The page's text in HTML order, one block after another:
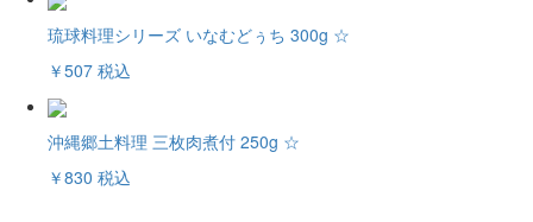
琉球料理シリーズ いなむどぅち 300g ☆
￥507 税込
沖縄郷土料理 三枚肉煮付 250g ☆
￥830 税込